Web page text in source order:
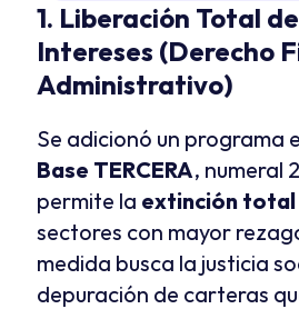
1. Liberación Total
Intereses (Derecho
Administrativo)
Base TERCERA, numeral
permite la extinción total
sectores con mayor
medida busca la justicia
depuración de carteras